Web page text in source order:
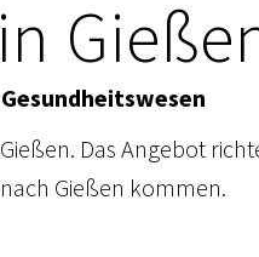
Das Angebot
Gießen kommen.